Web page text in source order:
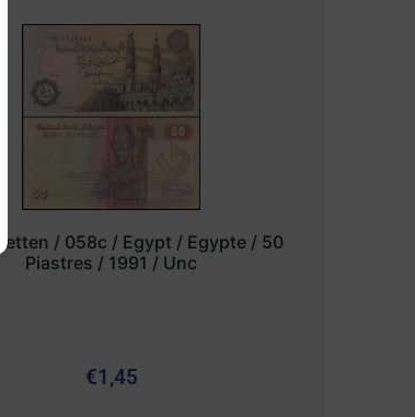
/ 058c / Egypt / Egypte / 50
Piastres / 1991 / Unc
€1,45